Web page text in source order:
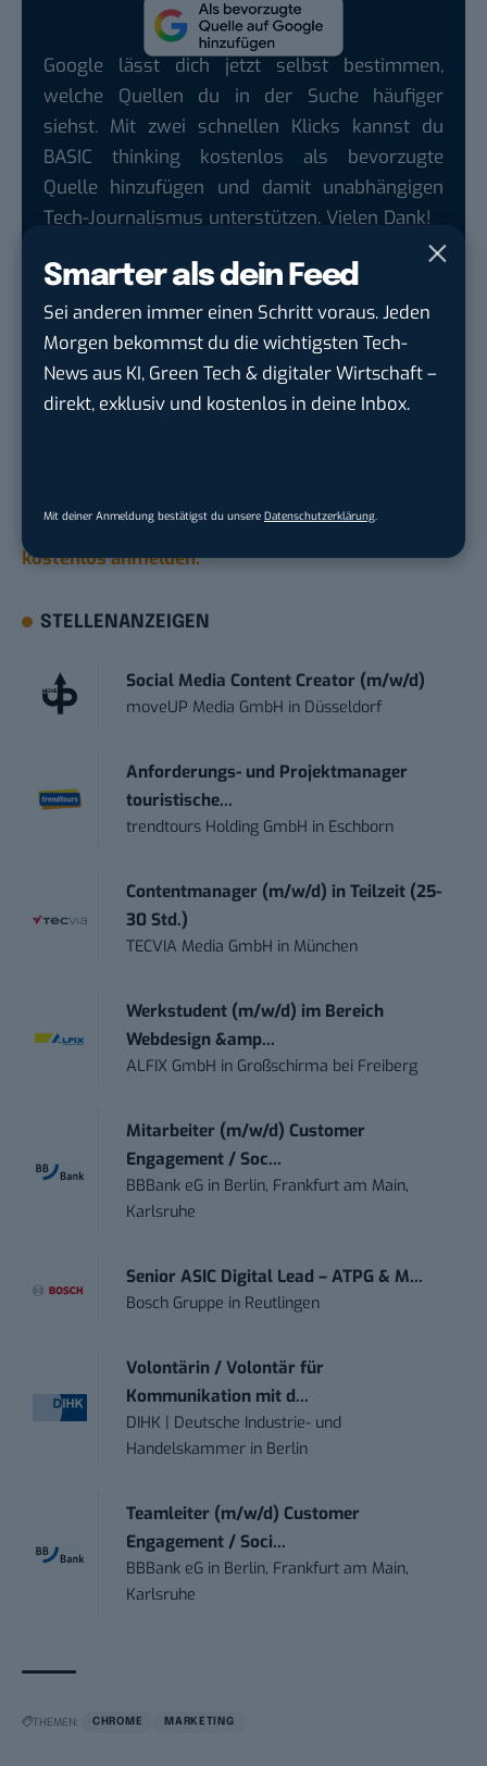
Smarter als dein Feed
Sei anderen immer einen Schritt voraus. Jeden
Morgen bekommst du die wichtigsten Tech-
News aus KI, Green Tech & digitaler Wirtschaft –
direkt, exklusiv und kostenlos in deine Inbox.
Mit deiner Anmeldung bestätigst du unsere Datenschutzerklärung
Google lässt dich jetzt selbst bestimmen,
welche Quellen du in der Suche häufiger
siehst. Mit zwei schnellen Klicks kannst du
BASIC thinking kostenlos als bevorzugte
Quelle hinzufügen und damit unabhängigen
Tech-Journalismus unterstützen. Vielen Dank!
Bilder: Screenshots
Du möchtest nicht abgehängt werden, wenn es um
KI, Green Tech und die Tech-Themen von Morgen
damit ihren Vorsprung.Hier kannst du dich
kostenlos anmelden.
STELLENANZEIGEN
Social Media Content Creator (m/w/d)
moveUP Media GmbH in Düsseldorf
Anforderungs- und Projektmanager
touristische...
trendtours Holding GmbH in Eschborn
Contentmanager (m/w/d) in Teilzeit (25-
30 Std.)
TECVIA Media GmbH in München
Werkstudent (m/w/d) im Bereich
Webdesign &amp...
ALFIX GmbH in Großschirma bei Freiberg
Mitarbeiter (m/w/d) Customer
Engagement / Soc...
BBBank eG in Berlin, Frankfurt am Main,
Karlsruhe
Senior ASIC Digital Lead – ATPG & M...
Bosch Gruppe in Reutlingen
Volontärin / Volontär für
Kommunikation mit d...
DIHK | Deutsche Industrie- und
Handelskammer in Berlin
Teamleiter (m/w/d) Customer
Engagement / Soci...
BBBank eG in Berlin, Frankfurt am Main,
Karlsruhe
THEMEN: CHROME MARKETING